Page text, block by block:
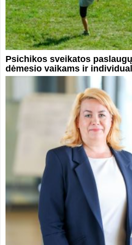
Psichikos sveikatos
dėmesio vaikams ir